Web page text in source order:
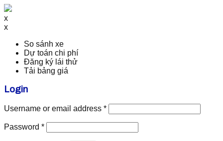
x
x
So sánh xe
Dự toán chi phí
Đăng ký lái thử
Tải bảng giá
Login
Username or email address *
Password *